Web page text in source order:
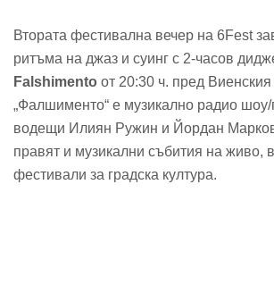
Втората фестивална вечер на 6Fest
ритъма на джаз и суинг с 2-часов
Falshimento от 20:30 ч. пред
„Фалшименто“ е музикално радио шоу/
водещи Илиян Ружин и Йордан
правят и музикални събития на живо,
фестивали за градска култура.